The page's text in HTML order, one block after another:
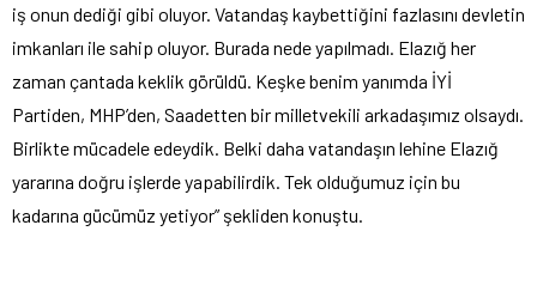
iş onun dediği gibi oluyor. Vatandaş kaybettiğini fazlasını devletin
imkanları ile sahip oluyor. Burada nede yapılmadı. Elazığ her
zaman çantada keklik görüldü. Keşke benim yanımda İYİ
Partiden, MHP’den, Saadetten bir milletvekili arkadaşımız olsaydı.
Birlikte mücadele edeydik. Belki daha vatandaşın lehine Elazığ
yararına doğru işlerde yapabilirdik. Tek olduğumuz için bu
kadarına gücümüz yetiyor” şekliden konuştu.